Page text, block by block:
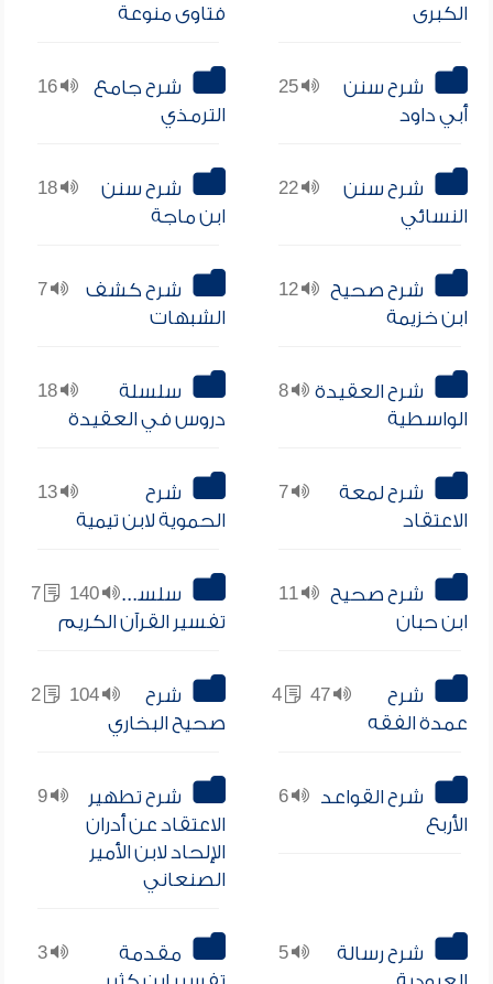
الكبرى
فتاوى منوعة
25
شرح سنن
أبي داود
16
شرح جامع
الترمذي
22
شرح سنن
النسائي
18
شرح سنن
ابن ماجة
12
شرح صحيح
ابن خزيمة
7
شرح كشف
الشبهات
8
شرح العقيدة
الواسطية
18
سلسلة
دروس في العقيدة
7
شرح لمعة
الاعتقاد
13
شرح
الحموية لابن تيمية
11
شرح صحيح
ابن حبان
140
7
سلسلة
تفسير القرآن الكريم
47
شرح
عمدة الفقه
104
2
شرح
صحيح البخاري
6
شرح القواعد
الأربع
9
شرح تطهير
الاعتقاد عن أدران
الإلحاد لابن الأمير
الصنعاني
5
شرح رسالة
3
مقدمة